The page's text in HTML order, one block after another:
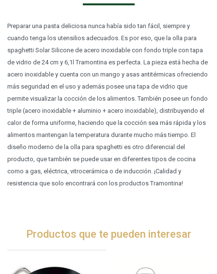
Preparar una pasta deliciosa nunca había sido tan fácil, siempre y
cuando tenga los utensilios adecuados. Es por eso, que la olla para
spaghetti Solar Silicone de acero inoxidable con fondo triple con tapa
de vidrio de 24 cm y 6,1l Tramontina es perfecta. La pieza está hecha de
acero inoxidable y cuenta con un mango y asas antitérmicas ofreciendo
más seguridad en el uso y además posee una tapa de vidrio que
permite visualizar la cocción de los alimentos. También posee un fondo
triple (acero inoxidable + aluminio + acero inoxidable), distribuyendo el
calor de forma uniforme, haciendo que la cocción sea más rápida y los
alimentos mantengan la temperatura durante mucho más tiempo. El
diseño moderno de la olla para spaghetti es otro diferencial del
producto, que también se puede usar en diferentes tipos de cocina
como a gas, eléctrica, vitrocerámica o de inducción. ¡Calidad y
resistencia que solo encontrará con los productos Tramontina!
Productos que te pueden interesar